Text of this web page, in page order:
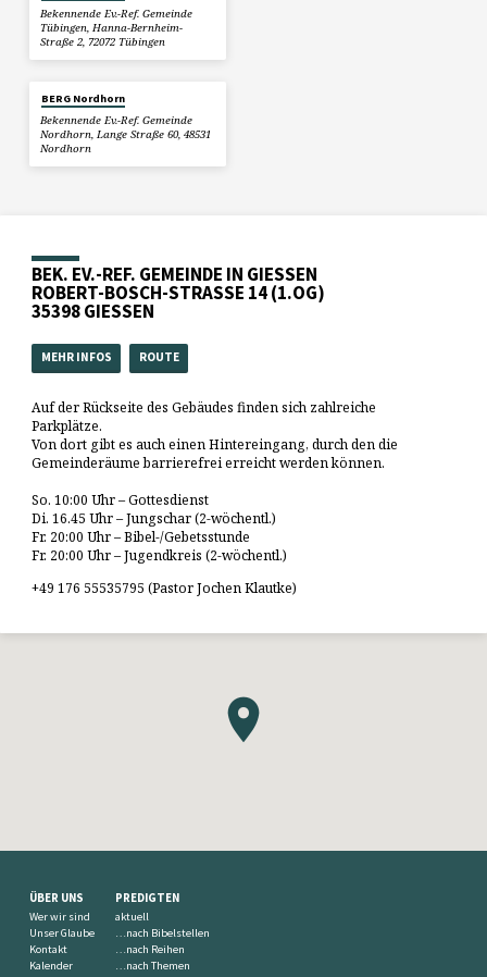
Bekennende Ev.-Ref. Gemeinde
Tübingen, Hanna-Bernheim-
Straße 2, 72072 Tübingen
BERG Nordhorn
Bekennende Ev.-Ref. Gemeinde
Nordhorn, Lange Straße 60, 48531
Nordhorn
BEK. EV.-REF. GEMEINDE IN GIESSEN
ROBERT-BOSCH-STRASSE 14 (1.OG)
35398 GIESSEN
MEHR INFOS ROUTE
Auf der Rückseite des Gebäudes finden sich zahlreiche
Parkplätze.
Von dort gibt es auch einen Hintereingang, durch den die
Gemeinderäume barrierefrei erreicht werden können.
So. 10:00 Uhr – Gottesdienst
Di. 16.45 Uhr – Jungschar (2-wöchentl.)
Fr. 20:00 Uhr – Bibel-/Gebetsstunde
Fr. 20:00 Uhr – Jugendkreis (2-wöchentl.)
+49 176 55535795 (Pastor Jochen Klautke)
ÜBER UNS
Wer wir sind
Unser Glaube
Kontakt
Kalender
PREDIGTEN
aktuell
…nach Bibelstellen
…nach Reihen
…nach Themen